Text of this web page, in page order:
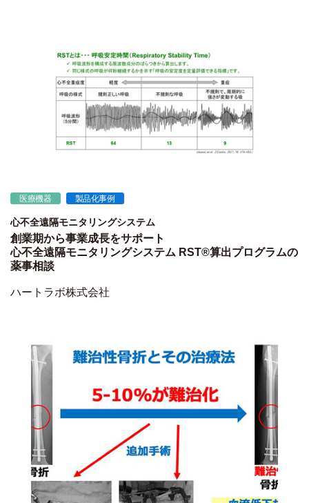
医療機器 製品化事例
心不全遠隔モニタリングシステム
創業期から事業成長をサポート
心不全遠隔モニタリングシステム RST®算出プログラムの
薬事相談
ハートラボ株式会社